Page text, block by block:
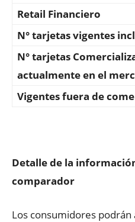
Retail Financiero
N° tarjetas vigentes
N° tarjetas
actualmente en el
Vigentes fuera de
Detalle de la
comparador
Los consumidores podrán